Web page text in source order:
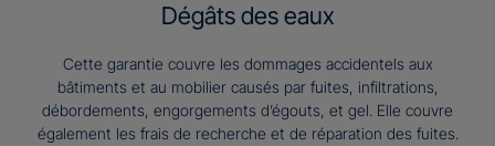
Dégâts des eaux
Cette garantie couvre les dommages accidentels aux
bâtiments et au mobilier causés par fuites, infiltrations,
débordements, engorgements d’égouts, et gel. Elle couvre
également les frais de recherche et de réparation des fuites.